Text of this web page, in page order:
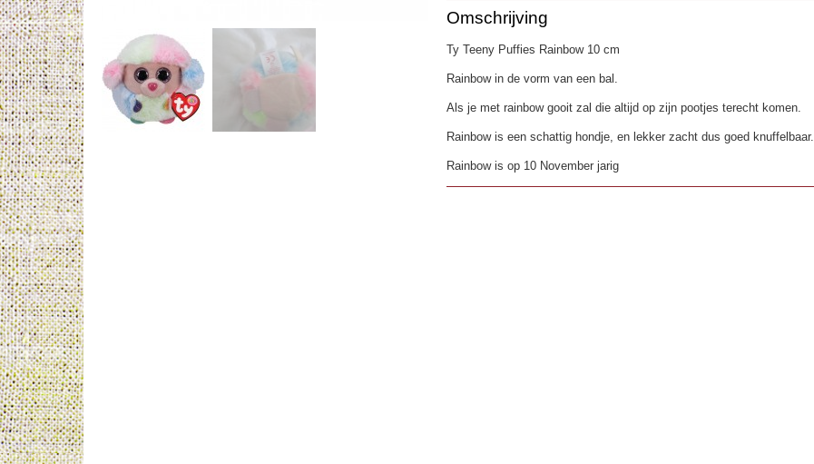
Productcode
EAN code
Omschrijving
Ty Teeny Puffies Rainbow 10 cm
Rainbow in de vorm van een bal.
Als je met rainbow gooit zal die altijd op zijn pootjes terecht komen.
Rainbow is een schattig hondje, en lekker zacht dus goed knuffelbaar.
Rainbow is op 10 November jarig